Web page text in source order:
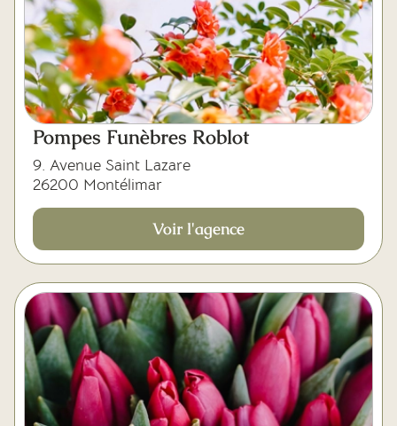
Pompes Funèbres Roblot
9. Avenue Saint Lazare
26200 Montélimar
Voir l'agence